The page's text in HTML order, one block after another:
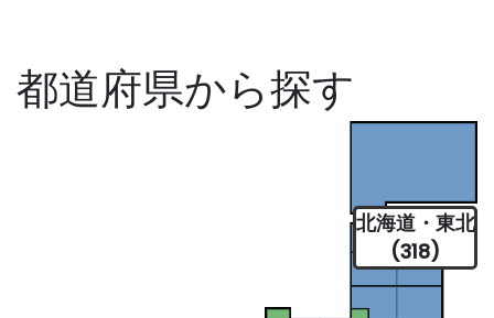
都道府県から探す
北海道・東北
(318)